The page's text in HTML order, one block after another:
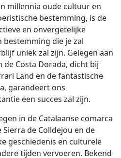
millennia oude cultuur en
bestemming, is de
en onvergetelijke
bestemming die je zal
uniek zal zijn. Gelegen aan
de Costa Dorada, dicht bij
Land en de fantastische
garandeert ons
een succes zal zijn.
in de Catalaanse comarca
Sierra de Colldejou en de
geschiedenis en culturele
tijden vervoeren. Bekend